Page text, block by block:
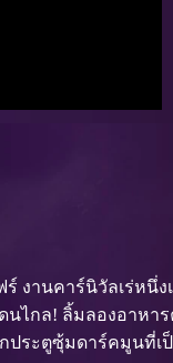
งานคาร์นิวัลเร่ห
นไกล! ลิ้มลองอาห
ระตูซุ้มดาร์คมูนที่เ